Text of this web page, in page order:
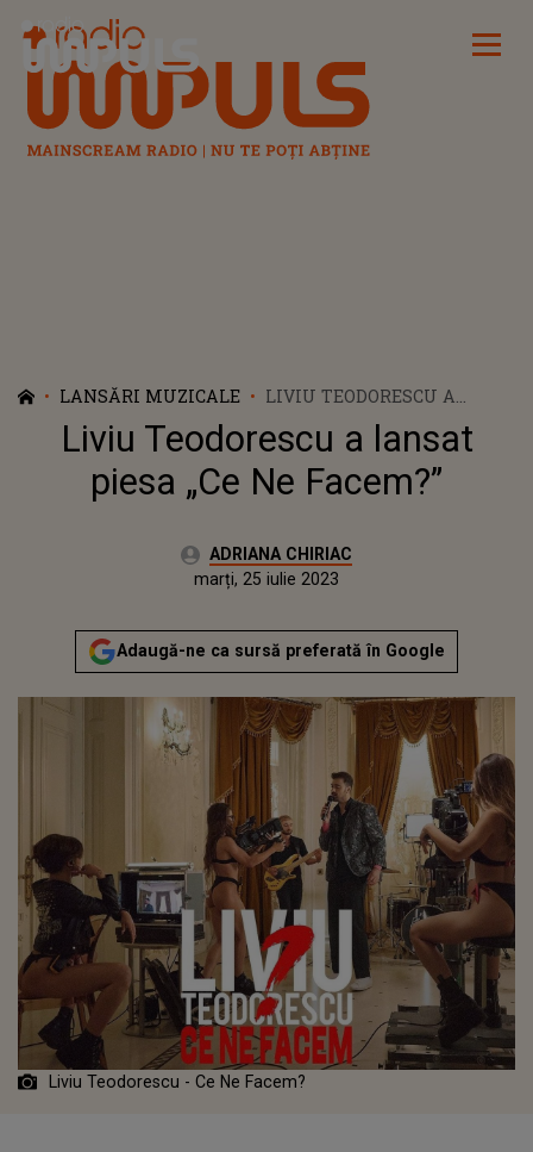
Radio Impuls
LANSĂRI MUZICALE
LIVIU TEODORESCU A
LANSAT PIESA „CE NE
FACEM?”
Liviu Teodorescu a lansat
piesa „Ce Ne Facem?”
Autor:ADRIANA CHIRIAC
Actualizat:
marți, 25 iulie 2023
Adaugă-ne ca sursă preferată în Google
Liviu Teodorescu - Ce Ne Facem?